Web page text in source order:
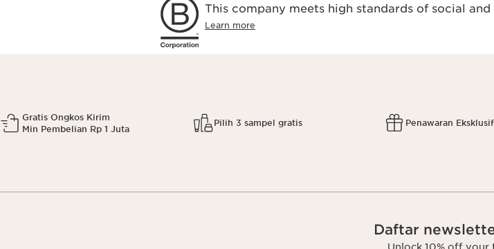
This company meets high standards of social
Learn more
Gratis Ongkos Kirim
Min Pembelian Rp 1 Juta
Pilih 3 sampel gratis Penawaran Eksklusif
Daftar